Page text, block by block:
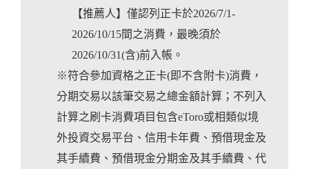
【推薦人】僅認列正卡於2026/7/1-
2026/10/15間之消費，最晚須於
2026/10/31(含)前入帳。
※符合參加資格之正卡(即不含附卡)消費，
分期交易以該筆交易之總金額計算；不列入
計算之刷卡消費項目包含eToro或相類似境
外投資交易平台、信用卡年費、預借現金及
其手續費、預借現金分期金及其手續費、代